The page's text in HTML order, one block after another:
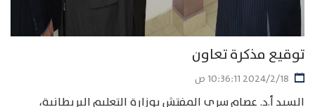
توقيع مذكرة تعاون
18‏‏/2‏‏/2024 10:36:11 ص
السيد أ.د. عصام سري المفتش بوزارة التعليم البريطانية،